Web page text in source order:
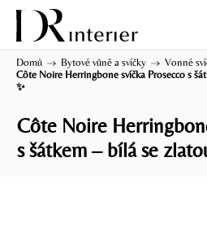
Domů / Bytové vůně a svíčky / Vonné
Côte Noire Herringbone svíčka Prosecco s
✨
Côte Noire
s šátkem – bílá se